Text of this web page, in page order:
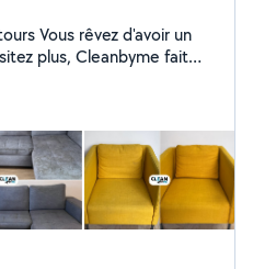
plus, Cleanbyme fait